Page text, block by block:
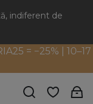
indiferent de
= −25% | 10–17